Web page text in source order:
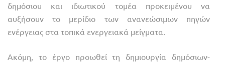
δημόσιου και ιδιωτικού τομέα προκειμένου να
αυξήσουν το μερίδιο των ανανεώσιμων πηγών
ενέργειας στα τοπικά ενεργειακά μείγματα.
Ακόμη, το έργο προωθεί τη δημιουργία δημόσιων-